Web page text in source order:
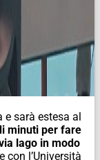
e sarà estesa al
minuti per fare
lago in modo
con l’Università